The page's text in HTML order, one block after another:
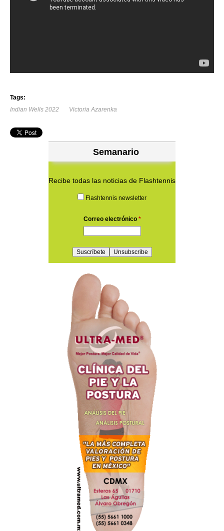
Tags:
Indian Wells 2022
Victoria Azarenka
Semanario
Recibe todas las noticias de Flashtennis
Flashtennis newsletter
Correo electrónico *